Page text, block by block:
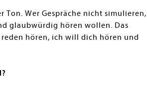
Ton. Wer Gespräche nicht simulieren,
glaubwürdig hören wollen. Das
hören, ich will dich hören und